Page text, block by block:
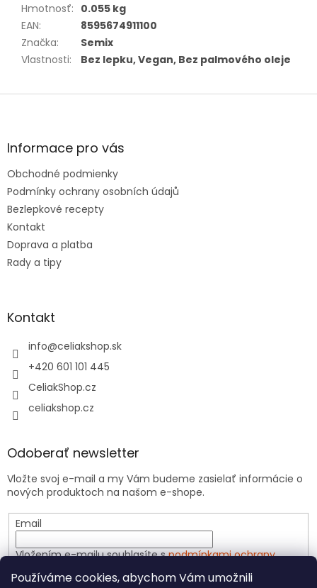
Používáme cookies, abychom Vám umožnili
Hmotnosť: 0.055 kg
EAN:
8595674911100
Značka:
Semix
Vlastnosti: Bez lepku, Vegan, Bez palmového oleje
Z
ä
e
Informace pro vás
Obchodné podmienky
Podmínky ochrany osobních údajů
Bezlepkové recepty
Kontakt
Doprava a platba
Rady a tipy
Kontakt
info@celiakshop.sk
+420 601 101 445
CeliakShop.cz
celiakshop.cz
Odoberať newsletter
Vložte svoj e-mail a my Vám budeme zasielať informácie o
nových produktoch na našom e-shope.
Email
Vložením e-mailu souhlasíte spodmínkami ochrany